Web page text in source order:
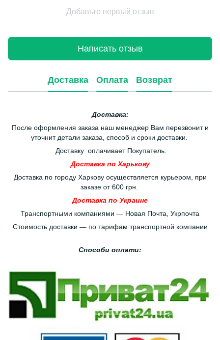
Добавьте первый отзыв
Написать отзыв
Доставка Оплата Возврат
Доставка:
После оформления заказа наш менеджер Вам перезвонит и
уточнит детали заказа, способ и сроки доставки.
Доставку оплачивает Покупатель.
Доставка по Харькову
Доставка по городу Харкову осуществляется курьером, при
заказе от 600 грн.
Доставка по Украине
Транспортными компаниями — Новая Почта, Укрпочта
Стоимость доставки — по тарифам транспортной компании
Способи оплати: